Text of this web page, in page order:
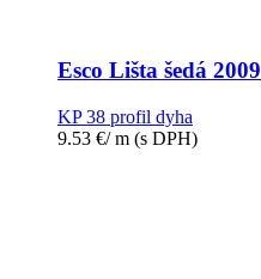
Esco Lišta šedá 2009
KP 38 profil dyha
9.53 €/ m (s DPH)